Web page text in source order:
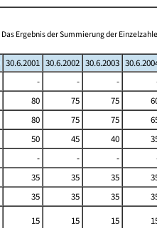
Ergebnis der Summierung der
30.6.2001 30.6.2002 30.6.2003
- - -
80 75 75
80 75 75
50 45 40
- - -
35 35 35
35 35 35
15 15 15